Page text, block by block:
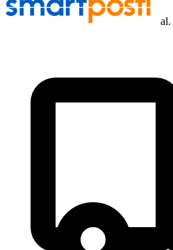
al.